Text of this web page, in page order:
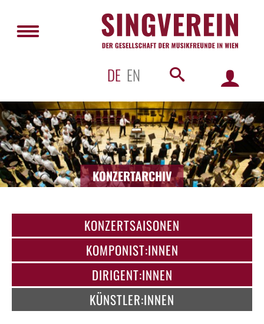
DE EN
KONZERTARCHIV
KONZERTSAISONEN
KOMPONIST:INNEN
DIRIGENT:INNEN
KÜNSTLER:INNEN